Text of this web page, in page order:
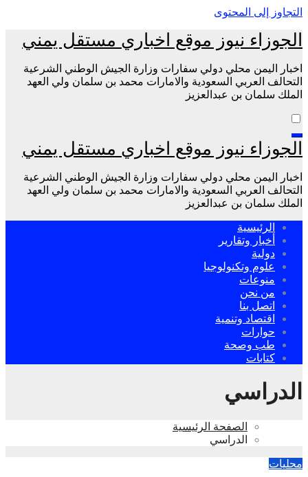
التجاوز إلى المحتوى
الجوزاء نيوز موقع اخباري مستقل يمني
اخبار اليمن محلي دولي سفارات وزارة الجيش الوطني الشرعية
التحالف العربي السعودية والامارات محمد بن سلمان ولي العهد
الملك سلمان بن عبدالعزيز
الجوزاء نيوز موقع اخباري مستقل يمني
اخبار اليمن محلي دولي سفارات وزارة الجيش الوطني الشرعية
التحالف العربي السعودية والامارات محمد بن سلمان ولي العهد
الملك سلمان بن عبدالعزيز
الرئيسية
أخبار وتقارير
دولية
علوم وتكنولوجيا
منوعات
من نحن
اتصل بنا
اقتصاد وتنمية
حوارات
طب وصحة
كتابات
الدراسي
الصفحة الرئيسية
الدراسي
محليات